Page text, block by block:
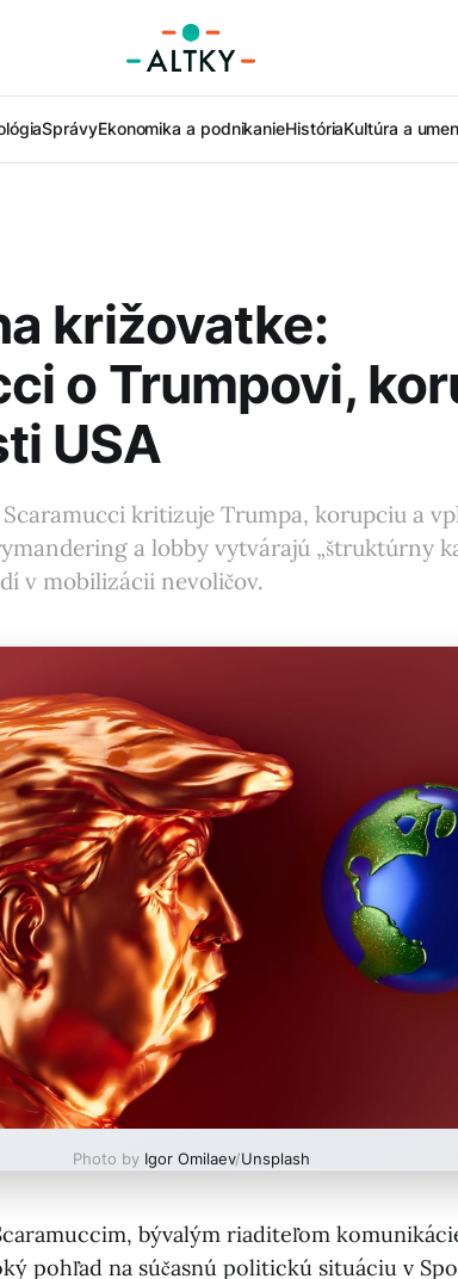
SprávyEkonomika a podnikanieHistóriaKultúra a
križovatke:
o Trumpovi,
USA
kritizuje Trumpa, korupciu a
a lobby vytvárajú „štruktúrny
v mobilizácii nevoličov.
Photo by Igor Omilaev/Unsplash
bývalým riaditeľom
pohľad na súčasnú politickú situáciu v